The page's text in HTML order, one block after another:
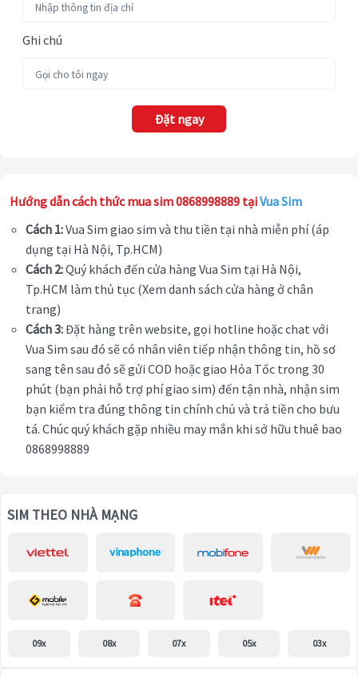
Ghi chú
Đặt ngay
Hướng dẫn cách thức mua sim 0868998889 tạiVua Sim
Cách 1:Vua Sim giao sim và thu tiền tại nhà miễn phí (áp
dụng tại Hà Nội, Tp.HCM)
Cách 2:Quý khách đến cửa hàng Vua Sim tại Hà Nội,
Tp.HCM làm thủ tục (Xem danh sách cửa hàng ở chân
trang)
Cách 3:Đặt hàng trên website, gọi hotline hoặc chat với
Vua Sim sau đó sẽ có nhân viên tiếp nhận thông tin, hồ sơ
sang tên sau đó sẽ gửi COD hoặc giao Hỏa Tốc trong 30
phút (bạn phải hỗ trợ phí giao sim) đến tận nhà, nhận sim
bạn kiểm tra đúng thông tin chính chủ và trả tiền cho bưu
tá. Chúc quý khách gặp nhiều may mắn khi sở hữu thuê bao
0868998889
SIM THEO NHÀ MẠNG
09x 08x 07x 05x 03x